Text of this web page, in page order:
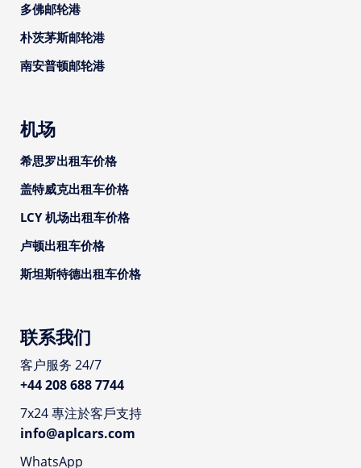
多佛邮轮港
朴茨茅斯邮轮港
南安普顿邮轮港
机场
希思罗出租车价格
盖特威克出租车价格
LCY 机场出租车价格
卢顿出租车价格
斯坦斯特德出租车价格
联系我们
客户服务 24/7
+44 208 688 7744
7x24 專注於客戶支持
info@aplcars.com
WhatsApp